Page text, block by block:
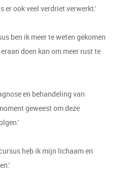
er ook veel verdriet verwerkt.'
ben ik meer te weten gekomen
doen kan om meer rust te
en behandeling van
geweest om deze
heb ik mijn lichaam en